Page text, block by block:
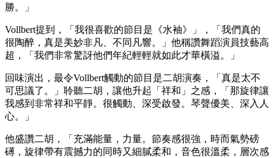
勝。」
Vollbert提到，「我很喜歡的節目是《水袖》」，「我們真的
很陶醉，真是美妙非凡、不同凡響。」他稱讚舞蹈演員技藝高
超，「我們非常驚訝他們年紀輕輕就如此才華橫溢。」
回味演出，最令Vollbert觸動的節目是二胡演奏，「真是太不
可思議了。」聆聽二胡，讓他升起「祥和」之感，「那旋律讓
我感到非常祥和平靜。很觸動、深受啟發。琴聲優美、深入人
心。」
他盛讚二胡，「充滿能量，力量。節奏感很強，時而氣勢磅
礡，旋律帶有震撼力的同時又細膩柔和，音色很溫柔，層次感